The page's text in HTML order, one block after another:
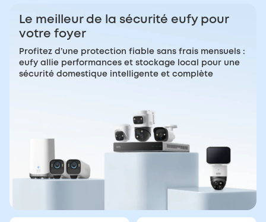
Le meilleur de la sécurité eufy pour
votre foyer
Profitez d’une protection fiable sans frais mensuels :
eufy allie performances et stockage local pour une
sécurité domestique intelligente et complète